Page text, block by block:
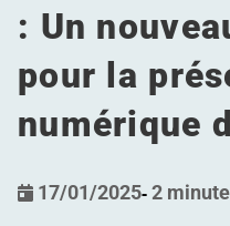
: Un
pour la
numérique
17/01/2025-2